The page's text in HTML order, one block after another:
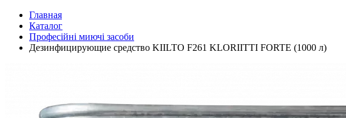
Главная
Каталог
Професійні миючі засоби
Дезинфицирующие средство KIILTO F261 KLORIITTI FORTE (1000 л)